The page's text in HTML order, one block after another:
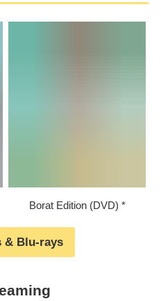
Borat Edition (DVD)
& Blu-rays